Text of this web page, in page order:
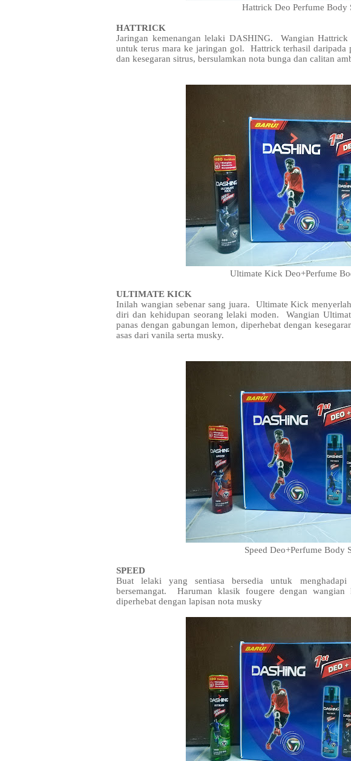
Hattrick Deo Perfume Body
HATTRICK
Jaringan kemenangan lelaki DASHING. Wangian Hattrick
untuk terus mara ke jaringan gol. Hattrick terhasil daripada
dan kesegaran sitrus, bersulamkan nota bunga dan calitan
Ultimate Kick Deo+Perfume
ULTIMATE KICK
Inilah wangian sebenar sang juara. Ultimate Kick
diri dan kehidupan seorang lelaki moden. Wangian
panas dengan gabungan lemon, diperhebat dengan
asas dari vanila serta musky.
Speed Deo+Perfume Body
SPEED
Buat lelaki yang sentiasa bersedia untuk
bersemangat. Haruman klasik fougere dengan wangian
diperhebat dengan lapisan nota musky